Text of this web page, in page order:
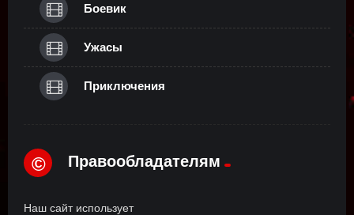
Боевик
Ужасы
Приключения
© Правообладателям
Наш сайт использует